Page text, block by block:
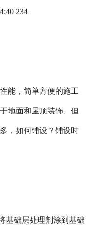
234
能，简单方便的施工
地面和屋顶装饰。但
，如何铺设？铺设时
基础层处理剂涂到基础